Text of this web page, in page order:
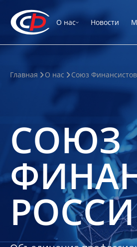
О нас Новости
Главная О нас Союз
СОЮЗ